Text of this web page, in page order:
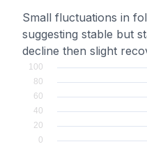
Small fluctuations in
suggesting stable but
decline then slight